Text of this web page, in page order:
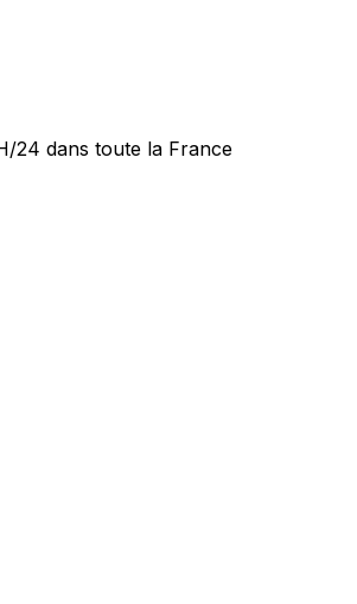
24 dans toute la France